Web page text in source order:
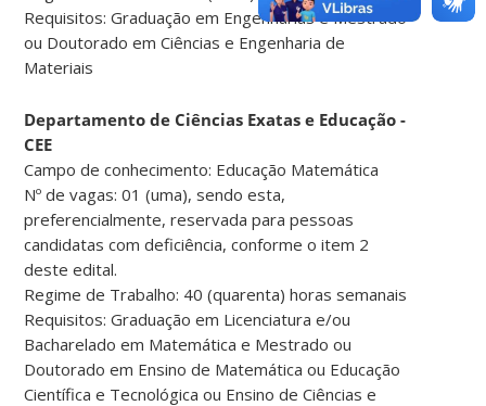
Requisitos: Graduação em Engenharias e Mestrado
ou Doutorado em Ciências e Engenharia de
Materiais
Departamento de Ciências Exatas e Educação -
CEE
Campo de conhecimento: Educação Matemática
Nº de vagas: 01 (uma), sendo esta,
preferencialmente, reservada para pessoas
candidatas com deficiência, conforme o item 2
deste edital.
Regime de Trabalho: 40 (quarenta) horas semanais
Requisitos: Graduação em Licenciatura e/ou
Bacharelado em Matemática e Mestrado ou
Doutorado em Ensino de Matemática ou Educação
Científica e Tecnológica ou Ensino de Ciências e